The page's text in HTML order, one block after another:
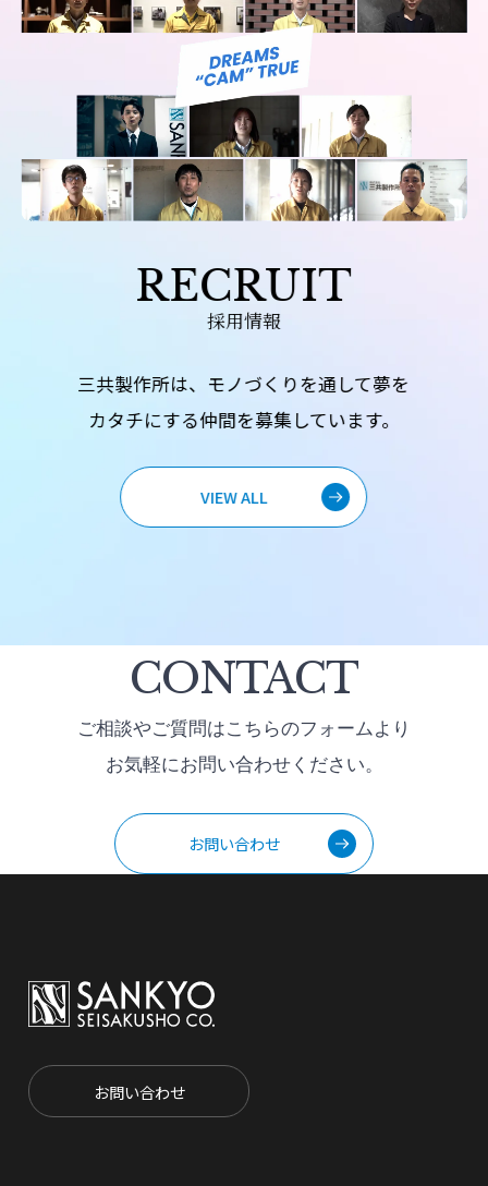
RECRUIT
採用情報
三共製作所は、モノづくりを通して夢を
カタチにする仲間を募集しています。
VIEW ALL
CONTACT
ご相談やご質問はこちらのフォームより
お気軽にお問い合わせください。
お問い合わせ
お問い合わせ